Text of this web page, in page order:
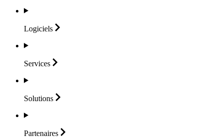
Logiciels
Services
Solutions
Partenaires